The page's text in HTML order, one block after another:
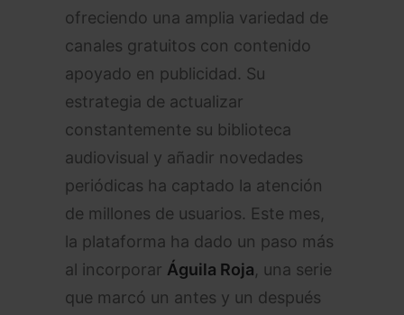
ofreciendo una amplia variedad de
canales gratuitos con contenido
apoyado en publicidad. Su
estrategia de actualizar
constantemente su biblioteca
audiovisual y añadir novedades
periódicas ha captado la atención
de millones de usuarios. Este mes,
la plataforma ha dado un paso más
al incorporar Águila Roja, una serie
que marcó un antes y un después